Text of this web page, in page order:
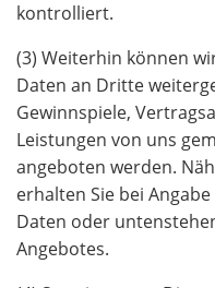
kontrolliert.
(3) Weiterhin können
Daten an Dritte
Gewinnspiele,
Leistungen von uns
angeboten werden.
erhalten Sie bei
Daten oder
Angebotes.